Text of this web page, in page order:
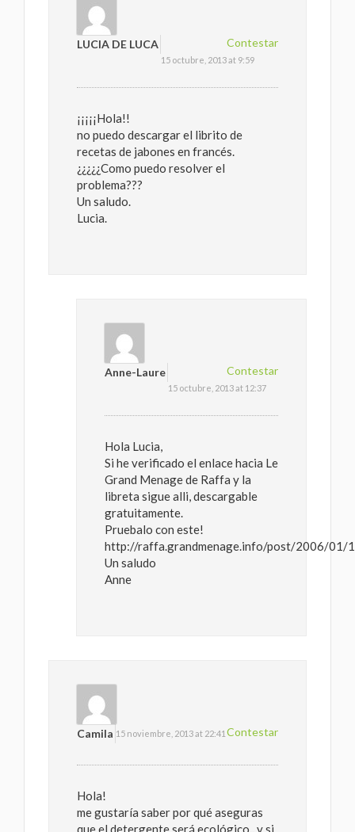
Contestar
LUCIA DE LUCA
15 octubre, 2013 at 9:59
¡¡¡¡¡Hola!!
no puedo descargar el librito de
recetas de jabones en francés.
¿¿¿¿¿Como puedo resolver el
problema???
Un saludo.
Lucia.
Contestar
Anne-Laure
15 octubre, 2013 at 12:37
Hola Lucia,
Si he verificado el enlace hacia Le
Grand Menage de Raffa y la
libreta sigue alli, descargable
gratuitamente.
Pruebalo con este!
http://raffa.grandmenage.info/post/2006/01/12/
Un saludo
Anne
Contestar
Camila 15 noviembre, 2013 at 22:41
Hola!
me gustaría saber por qué aseguras